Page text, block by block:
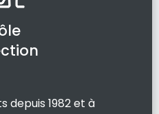
depuis 1982 et à